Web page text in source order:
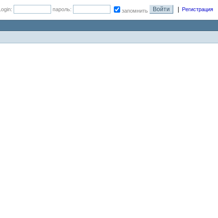
пароль: запомнить Регистрация